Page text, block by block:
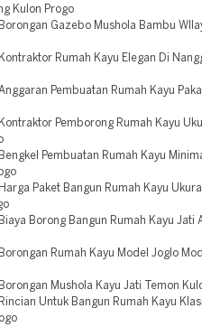
Kulon Progo
Gazebo Mushola Bambu
Rumah Kayu Elegan Di
Pembuatan Rumah Kayu
Pemborong Rumah Kayu
Pembuatan Rumah Kayu
Paket Bangun Rumah Kayu
Borong Bangun Rumah Kayu Jati
Rumah Kayu Model Joglo
Mushola Kayu Jati Temon
Untuk Bangun Rumah Kayu